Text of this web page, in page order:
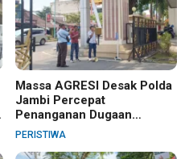
Massa AGRESI Desak Polda
Jambi Percepat
Penanganan Dugaan
Pelanggaran Hak Cipta Buku
PERISTIWA